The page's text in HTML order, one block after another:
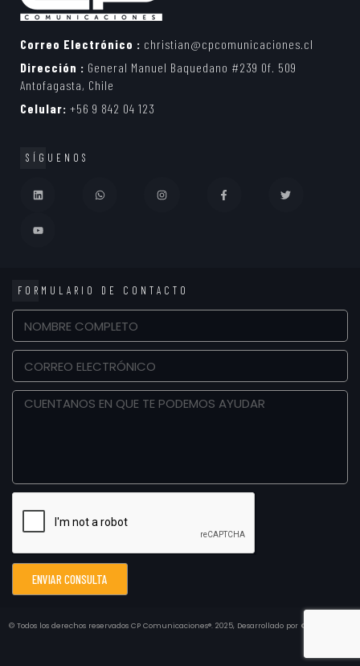
Correo Electrónico : christian@cpcomunicaciones.cl
Dirección : General Manuel Baquedano #239 Of. 509
Antofagasta, Chile
Celular: +56 9 842 04 123
SÍGUENOS
FORMULARIO DE CONTACTO
ENVIAR CONSULTA
© Todos los derechos reservados CP Comunicaciones®.2025, Desarrollado por CONCEPTO3